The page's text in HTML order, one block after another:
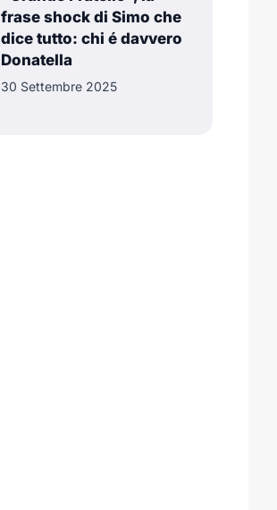
frase shock di Simo che
dice tutto: chi é davvero
Donatella
30 Settembre 2025